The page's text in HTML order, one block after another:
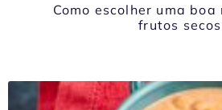
Como escolher uma
frutos secos